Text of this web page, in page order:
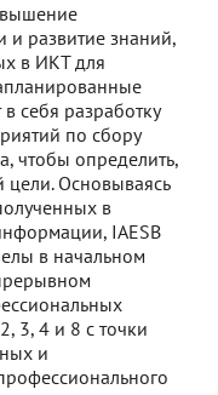
и развитие знаний,
в ИКТ для
себя разработку
по сбору
чтобы определить,
цели. Основываясь
в
IAESB
в начальном
3, 4 и 8 с точки
и